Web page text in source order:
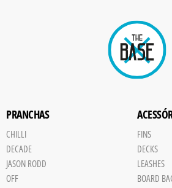
PRANCHAS
CHILLI
DECADE
JASON RODD
OFF
FINS
DECKS
LEASHES
BOARD